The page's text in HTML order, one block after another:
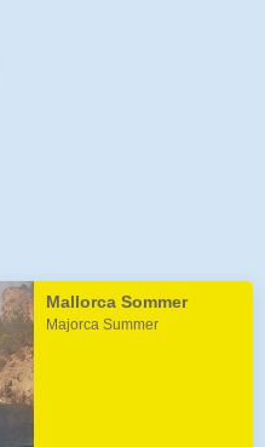
Mallorca Sommer
Majorca Summer